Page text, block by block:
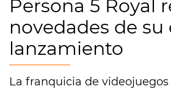
Persona 5 Royal
novedades de su
lanzamiento
La franquicia de